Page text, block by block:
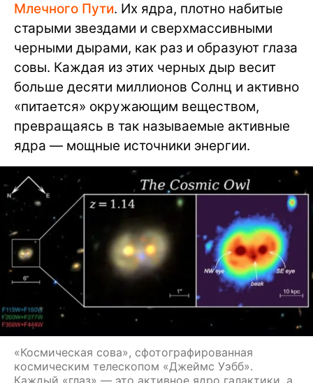
Млечного Пути. Их ядра, плотно набитые
старыми звездами и сверхмассивными
черными дырами, как раз и образуют глаза
совы. Каждая из этих черных дыр весит
больше десяти миллионов Солнц и активно
«питается» окружающим веществом,
превращаясь в так называемые активные
ядра — мощные источники энергии.
«Космическая сова», сфотографированная
космическим телескопом «Джеймс Уэбб».